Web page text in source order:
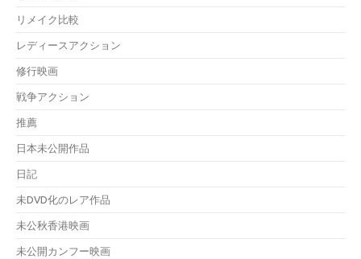
リメイク比較
レディースアクション
修行映画
戦争アクション
推薦
日本未公開作品
日記
未DVD化のレア作品
未公秋香港映画
未公開カンフー映画